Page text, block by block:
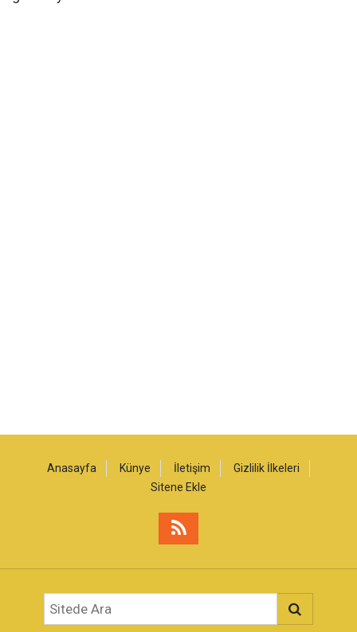
Anasayfa Künye İletişim
Gizlilik İlkeleri
Sitene Ekle